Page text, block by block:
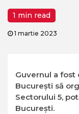
1 min read
1 martie 2023
Guvernul a fost
Bucureşti să
Sectorului 5,
Bucureşti.